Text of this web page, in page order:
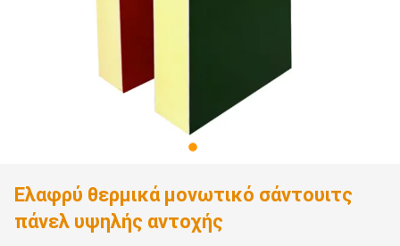
Ελαφρύ θερμικά μονωτικό σάντουιτς
πάνελ υψηλής αντοχής